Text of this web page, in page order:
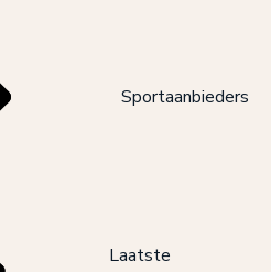
Sportaanbieders
Laatste